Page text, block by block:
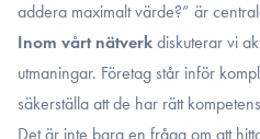
addera maximalt värde?” är
Inom vårt nätverk diskuterar vi
utmaningar. Företag står inför
säkerställa att de har rätt
Det är inte bara en fråga om att